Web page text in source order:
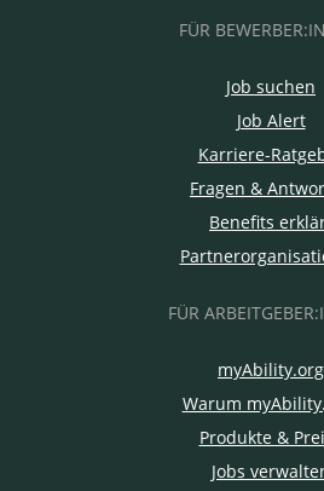
FÜR
Job suchen
Job Alert
Karriere-
Fragen &
Benefits
FÜR
myAbility.org
Warum
Produkte &
Jobs